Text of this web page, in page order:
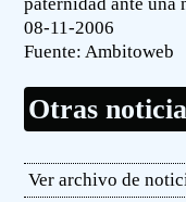
08-11-2006
Fuente: Ambitoweb
Otras
Ver archivo de